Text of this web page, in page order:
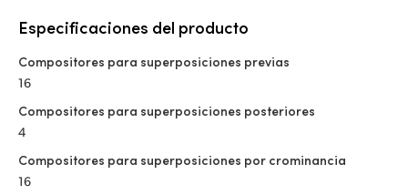
Especificaciones del producto
Compositores para superposiciones previas
16
Compositores para superposiciones posteriores
4
Compositores para superposiciones por crominancia
16